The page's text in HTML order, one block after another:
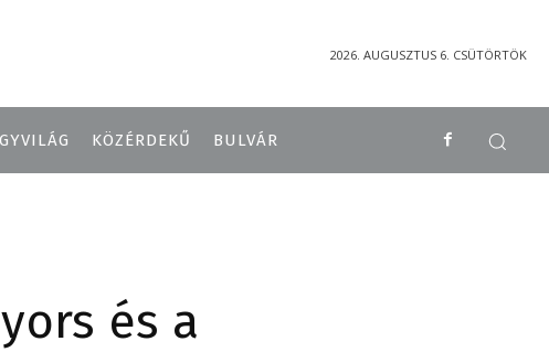
2026. AUGUSZTUS 6. CSÜTÖRTÖK
KÖZÉRDEKŰ BULVÁR
és a